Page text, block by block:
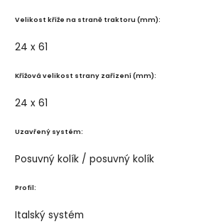
Velikost kříže na straně traktoru (mm):
24 x 61
Křížová velikost strany zařízení (mm):
24 x 61
Uzavřený systém:
Posuvný kolík / posuvný kolík
Profil:
Italský systém